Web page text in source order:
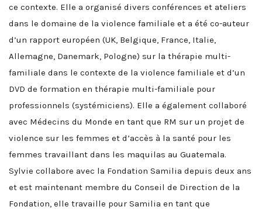
ce contexte. Elle a organisé divers conférences et ateliers
dans le domaine de la violence familiale et a été co-auteur
d’un rapport européen (UK, Belgique, France, Italie,
Allemagne, Danemark, Pologne) sur la thérapie multi-
familiale dans le contexte de la violence familiale et d’un
DVD de formation en thérapie multi-familiale pour
professionnels (systémiciens). Elle a également collaboré
avec Médecins du Monde en tant que RM sur un projet de
violence sur les femmes et d’accès à la santé pour les
femmes travaillant dans les maquilas au Guatemala.
Sylvie collabore avec la Fondation Samilia depuis deux ans
et est maintenant membre du Conseil de Direction de la
Fondation, elle travaille pour Samilia en tant que